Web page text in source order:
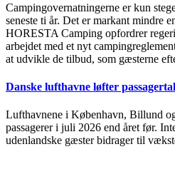
Campingovernatningerne er kun
seneste ti år. Det er markant mindre
HORESTA Camping opfordrer
arbejdet med et nyt
at udvikle de tilbud, som gæsterne
Danske lufthavne løfter
Lufthavnene i København, Billund
passagerer i juli 2026 end året før.
udenlandske gæster bidrager til